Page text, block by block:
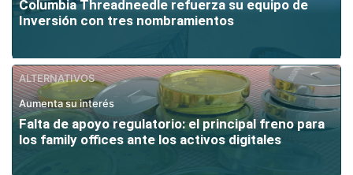
Columbia Threadneedle refuerza su equipo de
Inversión con tres nombramientos
ALTERNATIVOS
Aumenta su interés
Falta de apoyo regulatorio: el principal freno para
los family offices ante los activos digitales